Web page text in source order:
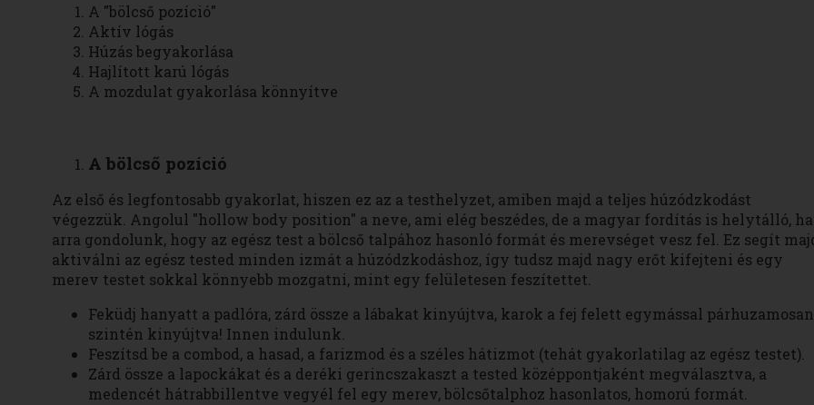
A "bölcső pozíció"
Aktív lógás
Húzás begyakorlása
Hajlított karú lógás
A mozdulat gyakorlása könnyítve
A bölcső pozíció
Az első és legfontosabb gyakorlat, hiszen ez az a testhelyzet, amiben majd a teljes húzódzkodást
végezzük. Angolul "hollow body position" a neve, ami elég beszédes, de a magyar fordítás is helytálló, ha
arra gondolunk, hogy az egész test a bölcső talpához hasonló formát és merevséget vesz fel. Ez segít
aktiválni az egész tested minden izmát a húzódzkodáshoz, így tudsz majd nagy erőt kifejteni és egy
merev testet sokkal könnyebb mozgatni, mint egy felületesen feszítettet.
Feküdj hanyatt a padlóra, zárd össze a lábakat kinyújtva, karok a fej felett egymással
szintén kinyújtva! Innen indulunk.
Feszítsd be a combod, a hasad, a farizmod és a széles hátizmot (tehát gyakorlatilag az egész testet).
Zárd össze a lapockákat és a deréki gerincszakaszt a tested középpontjaként megválasztva, a
medencét hátrabbillentve vegyél fel egy merev, bölcsőtalphoz hasonlatos, homorú formát.